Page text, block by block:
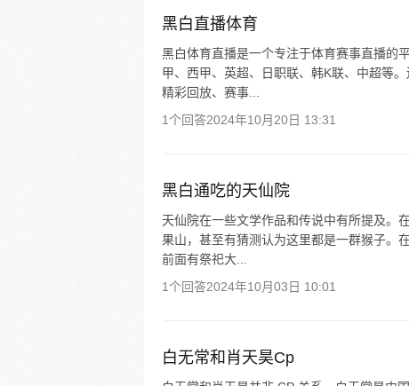
黑白直播体育
黑白体育直播是一个专注于体育赛事直播的
甲、西甲、英超、日职联、韩K联、中超等
精彩回放、赛事...
1个回答2024年10月20日 13:31
黑白通吃的天仙院
天仙院在一些文学作品和传说中有所提及。
果山，甚至有猜测认为这里都是一群猴子。
前面有祭祀大...
1个回答2024年10月03日 10:01
白无常和肖天昊Cp